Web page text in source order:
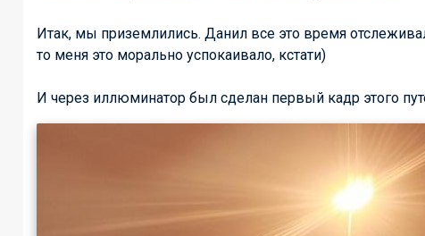
Итак, мы приземлились. Данил все это время
то меня это морально успокаивало, кстати)
И через иллюминатор был сделан первый кадр этого